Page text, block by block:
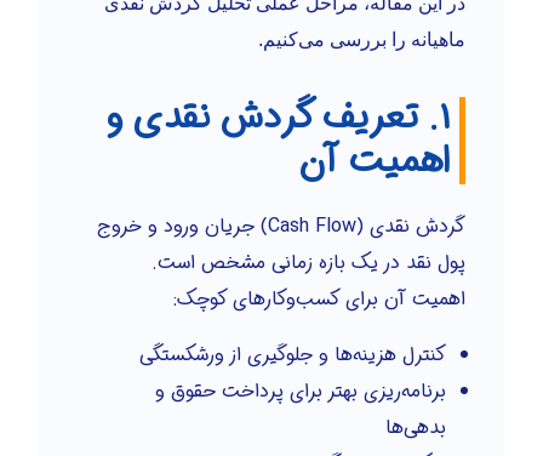
ماهیانه را بررسی می‌کنیم.
۱. تعریف گردش نقدی و
اهمیت آن
گردش نقدی (Cash Flow) جریان ورود و خروج
پول نقد در یک بازه زمانی مشخص است.
اهمیت آن برای کسب‌وکارهای کوچک:
کنترل هزینه‌ها و جلوگیری از ورشکستگی
برنامه‌ریزی بهتر برای پرداخت حقوق و
بدهی‌ها